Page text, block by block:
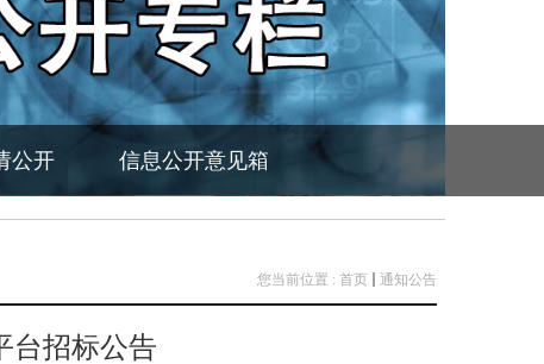
公开 信息公开意见箱
您当前位置 : 首页 通知公告
台招标公告